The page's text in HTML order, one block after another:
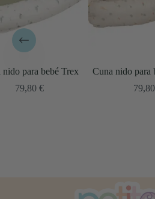
Cuna nido para bebé Nairobi
Cuna